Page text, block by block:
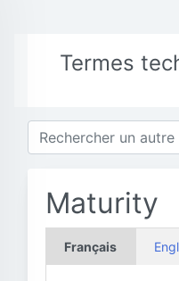
Termes
Maturity
Français